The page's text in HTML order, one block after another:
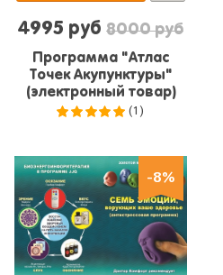
4995 руб 8000 руб
Программа "Атлас
Точек Акупунктуры"
(электронный товар)
(1)
-8%